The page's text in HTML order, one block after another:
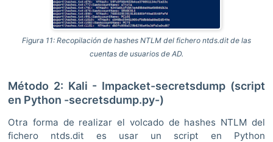
Figura 11: Recopilación de hashes NTLM del fichero ntds.dit de las
cuentas de usuarios de AD.
Método 2: Kali - Impacket-secretsdump (script
en Python -secretsdump.py-)
Otra forma de realizar el volcado de hashes NTLM del
fichero ntds.dit es usar un script en Python